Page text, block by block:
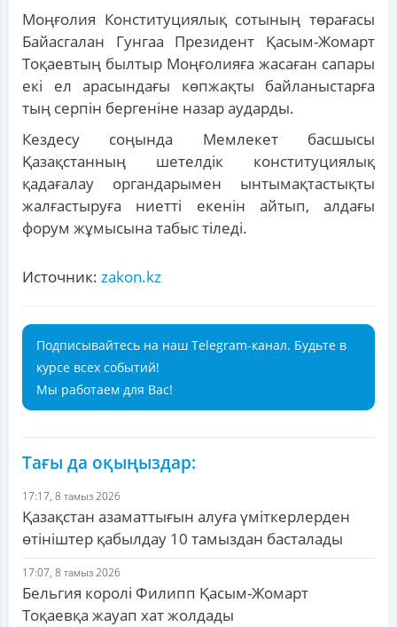
Моңғолия Конституциялық сотының төрағасы
Байасгалан Гунгаа Президент Қасым-Жомарт
Тоқаевтың былтыр Моңғолияға жасаған сапары
екі ел арасындағы көпжақты байланыстарға
тың серпін бергеніне назар аударды.
Кездесу соңында Мемлекет басшысы
Қазақстанның шетелдік конституциялық
қадағалау органдарымен ынтымақтастықты
жалғастыруға ниетті екенін айтып, алдағы
форум жұмысына табыс тіледі.
Источник: zakon.kz
Подписывайтесь на наш Telegram-канал. Будьте в
курсе всех событий!
Мы работаем для Вас!
Тағы да оқыңыздар:
17:17, 8 тамыз 2026
Қазақстан азаматтығын алуға үміткерлерден
өтініштер қабылдау 10 тамыздан басталады
17:07, 8 тамыз 2026
Бельгия королі Филипп Қасым-Жомарт
Тоқаевқа жауап хат жолдады